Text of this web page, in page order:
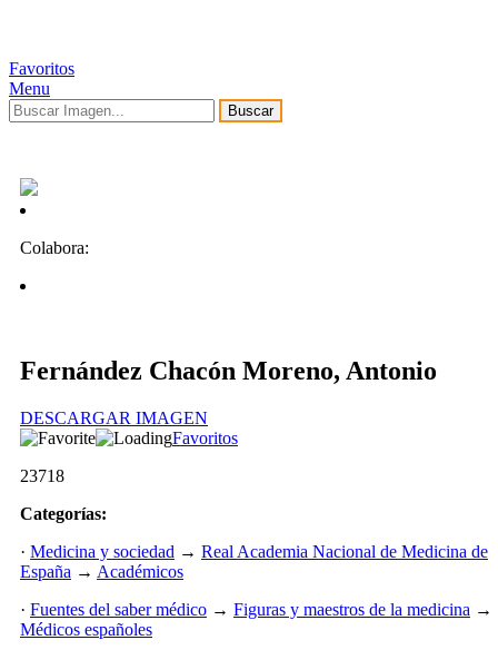
Favoritos
Menu
Buscar
Colabora:
Fernández Chacón Moreno, Antonio
DESCARGAR IMAGEN
Favoritos
23718
Categorías:
· Medicina y sociedad → Real Academia Nacional de Medicina de
España → Académicos
· Fuentes del saber médico → Figuras y maestros de la medicina →
Médicos españoles